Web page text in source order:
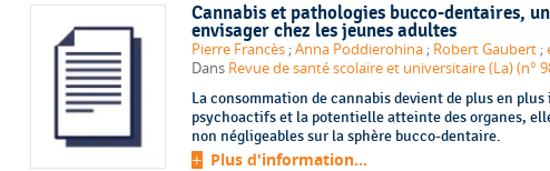
Cannabis et pathologies bucco-dentaires,
envisager chez les jeunes adultes
Pierre Francès ;Anna Poddierohina ; Robert Gaubert ;
Dans Revue de santé scolaire et universitaire (La) (n°
La consommation de cannabis devient de plus en
psychoactifs et la potentielle atteinte des organes,
non négligeables sur la sphère bucco-dentaire.
Plus d'information...